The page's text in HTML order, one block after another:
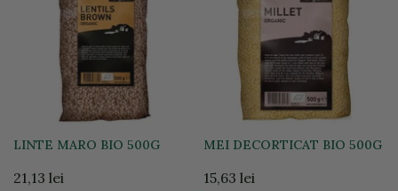
LINTE MARO BIO 500G
21,13 lei
MEI DECORTICAT BIO 500G
15,63 lei